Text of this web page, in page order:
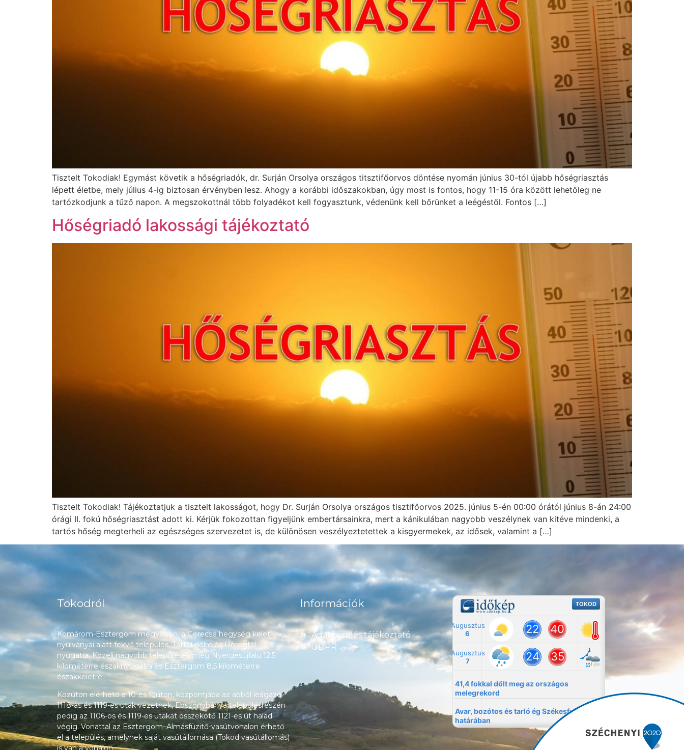
Tisztelt Tokodiak! Egymást követik a hőségriadók, dr. Surján Orsolya országos titsztifőorvos döntése nyomán június 30-tól újabb hőségriasztás
lépett életbe, mely július 4-ig biztosan érvényben lesz. Ahogy a korábbi időszakokban, úgy most is fontos, hogy 11-15 óra között lehetőleg ne
tartózkodjunk a tűző napon. A megszokottnál több folyadékot kell fogyasztunk, védenünk kell bőrünket a leégéstől. Fontos […]
Hőségriadó lakossági tájékoztató
Tisztelt Tokodiak! Tájékoztatjuk a tisztelt lakosságot, hogy Dr. Surján Orsolya országos tisztifőorvos 2025. június 5-én 00:00 órától június 8-án 24:00
órági II. fokú hőségriasztást adott ki. Kérjük fokozottan figyeljünk embertársainkra, mert a kánikulában nagyobb veszélynek van kitéve mindenki, a
tartós hőség megterheli az egészséges szervezetet is, de különösen veszélyeztetettek a kisgyermekek, az idősek, valamint a […]
Tokodról
Komárom-Esztergom megyében, a Gerecse hegység keleti
nyúlványai alatt fekvő település, Táttól délre és Dorogtól
nyugatra. Közeli nagyobb települések még Nyergesújfalu 12,5
kilométerre északnyugatra és Esztergom 8,5 kilométerre
északkeletre.
Közúton elérhető a 10-es főúton, központjába az abból leágazó
1118-as és 1119-es utak vezetnek, Ebszőnybánya településrészén
pedig az 1106-os és 1119-es utakat összekötő 1121-es út halad
végig. Vonattal az Esztergom–Almásfüzitő-vasútvonalon érhető
el a település, amelynek saját vasútállomása (Tokod vasútállomás)
is van a vonalon.
Információk
Adatkezelés tájékoztató
GDPR